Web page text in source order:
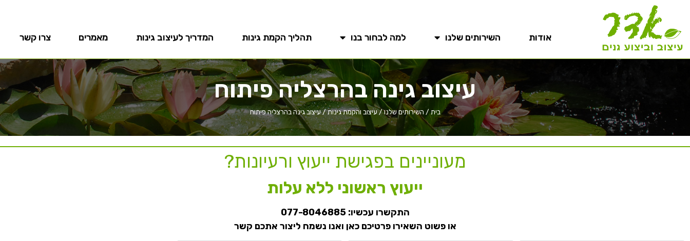
אודות השירותים שלנו למה לבחור בנו תהליך הקמת גינות המדריך לעיצוב גינות מאמרים צרו קשר
עיצוב גינה בהרצליה פיתוח
בית/ השירותים שלנו/עיצוב והקמת גינות/עיצוב גינה בהרצליה פיתוח
מעוניינים בפגישת ייעוץ ורעיונות?
ייעוץ ראשוני ללא עלות
התקשרו עכשיו:077-8046885
או פשוט השאירו פרטיכם כאן ואנו נשמח ליצור אתכם קשר